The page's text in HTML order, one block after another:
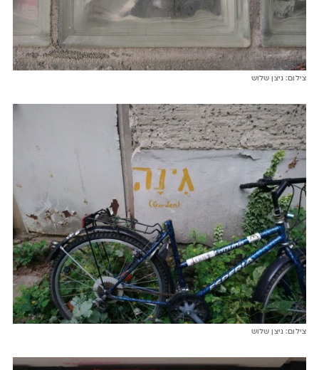
צילום: ניצן שלוש
צילום: ניצן שלוש